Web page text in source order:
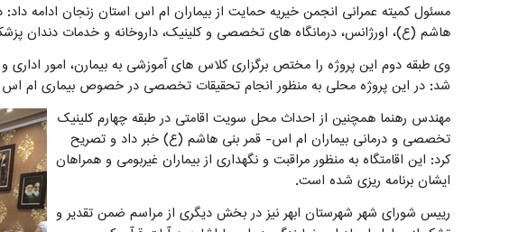
مسئول کمیته عمرانی انجمن خیریه حمایت از بیماران ام اس استان زنجان ادامه
هاشم (ع)، اورژانس، درمانگاه های تخصصی و کلینیک، داروخانه و خدمات
شد: در این پروژه محلی به منظور انجام تحقیقات تخصصی در خصوص بیماری ام
مهندس رهنما همچنین از احداث محل سویت اقامتی در طبقه چهارم کلینیک
تخصصی و درمانی بیماران ام اس- قمر بنی هاشم (ع) خبر داد و تصریح
کرد: این اقامتگاه به منظور مراقبت و نگهداری از بیماران غیربومی و همراهان
ایشان برنامه ریزی شده است.
رییس شورای شهر شهرستان ابهر نیز در بخش دیگری از مراسم ضمن تقدیر و